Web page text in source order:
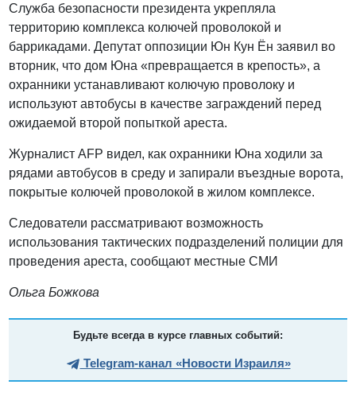
Служба безопасности президента укрепляла
территорию комплекса колючей проволокой и
баррикадами. Депутат оппозиции Юн Кун Ён заявил во
вторник, что дом Юна «превращается в крепость», а
охранники устанавливают колючую проволоку и
используют автобусы в качестве заграждений перед
ожидаемой второй попыткой ареста.
Журналист AFP видел, как охранники Юна ходили за
рядами автобусов в среду и запирали въездные ворота,
покрытые колючей проволокой в ​​жилом комплексе.
Следователи рассматривают возможность
использования тактических подразделений полиции для
проведения ареста, сообщают местные СМИ
Ольга Божкова
Будьте всегда в курсе главных событий:
Telegram-канал «Новости Израиля»